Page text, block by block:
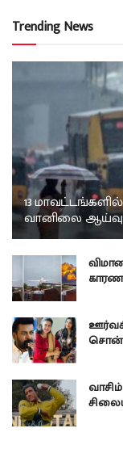
Trending News
13
வானிலை